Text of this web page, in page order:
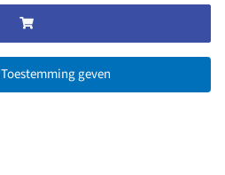
Toestemming geven